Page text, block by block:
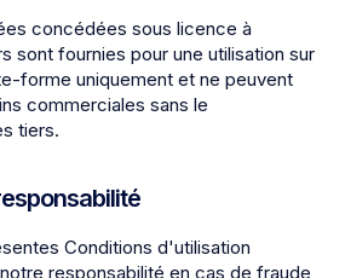
concédées sous licence à
sont fournies pour une utilisation sur
forme uniquement et ne peuvent
commerciales sans le
tiers.
Conditions d'utilisation
responsabilité en cas de fraude,